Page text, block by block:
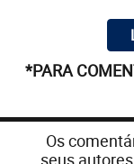
*PARA
Os
seus